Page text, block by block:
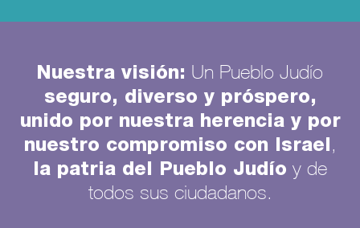
Nuestra visión: Un Pueblo Judío
seguro, diverso y próspero,
unido por nuestra herencia y por
nuestro compromiso con Israel,
la patria del Pueblo Judío y de
todos sus ciudadanos.